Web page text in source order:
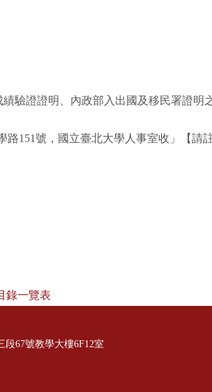
驗證證明、內政部入出國及移民署證明
151號，國立臺北大學人事室收」【請
錄一覽表
段67號教學大樓6F12室